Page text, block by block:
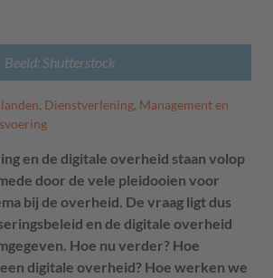
Beeld: Shutterstock
, Dienstverlening, Management en
en de digitale overheid staan volop
door de vele pleidooien voor
bij de overheid. De vraag ligt dus
en de digitale overheid
Hoe nu verder? Hoe
digitale overheid? Hoe werken we